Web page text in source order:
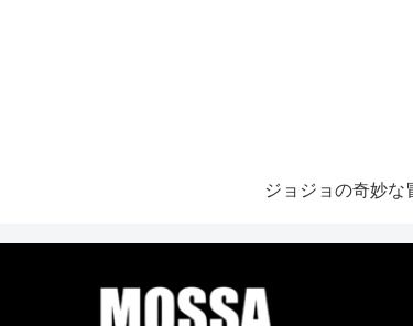
ジョジョの奇妙な